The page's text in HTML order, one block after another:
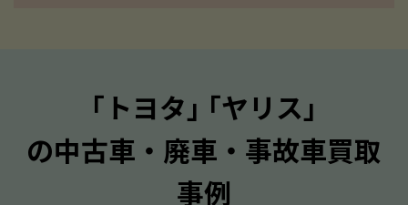
｢トヨタ｣ ｢ヤリス｣
の中古車・廃車・事故車買取
事例